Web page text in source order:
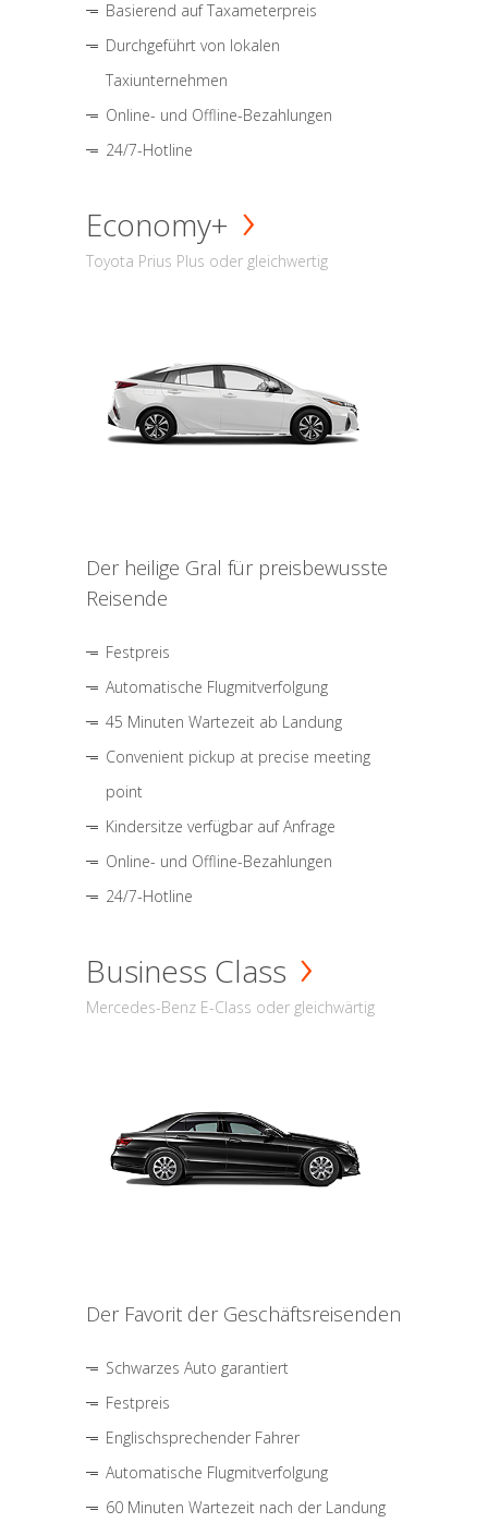
Basierend auf Taxameterpreis
Durchgeführt von lokalen
Taxiunternehmen
Online- und Offline-Bezahlungen
24/7-Hotline
Economy+
Toyota Prius Plus oder gleichwertig
Der heilige Gral für preisbewusste
Reisende
Festpreis
Automatische Flugmitverfolgung
45 Minuten Wartezeit ab Landung
Convenient pickup at precise meeting
point
Kindersitze verfügbar auf Anfrage
Online- und Offline-Bezahlungen
24/7-Hotline
Business Class
Mercedes-Benz E-Class oder gleichwärtig
Der Favorit der Geschäftsreisenden
Schwarzes Auto garantiert
Festpreis
Englischsprechender Fahrer
Automatische Flugmitverfolgung
60 Minuten Wartezeit nach der Landung